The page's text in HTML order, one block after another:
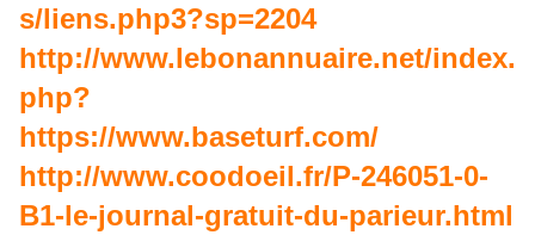
s/liens.php3?sp=2204
http://www.lebonannuaire.net/index.
php?
https://www.baseturf.com/
http://www.coodoeil.fr/P-246051-0-
B1-le-journal-gratuit-du-parieur.html